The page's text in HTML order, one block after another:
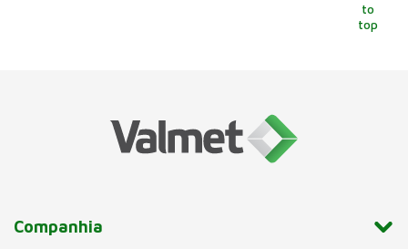
to
top
Companhia